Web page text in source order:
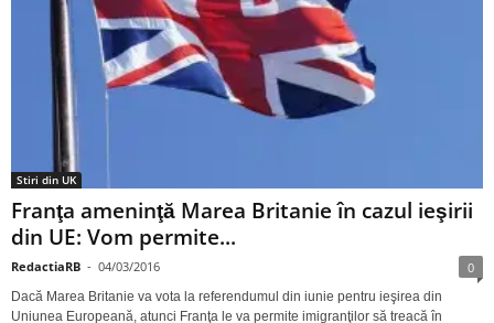
Stiri din UK
Franţa ameninţă Marea Britanie în cazul ieşirii
din UE: Vom permite...
RedactiaRB - 04/03/2016 0
Dacă Marea Britanie va vota la referendumul din iunie pentru ieşirea din
Uniunea Europeană, atunci Franţa le va permite imigranţilor să treacă în